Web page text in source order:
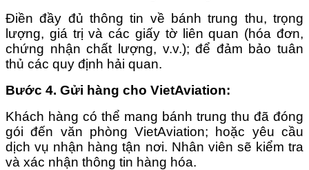
Điền đầy đủ thông tin về bánh trung thu, trọng
lượng, giá trị và các giấy tờ liên quan (hóa đơn,
chứng nhận chất lượng, v.v.); để đảm bảo tuân
thủ các quy định hải quan.
Bước 4. Gửi hàng cho VietAviation:
Khách hàng có thể mang bánh trung thu đã đóng
gói đến văn phòng VietAviation; hoặc yêu cầu
dịch vụ nhận hàng tận nơi. Nhân viên sẽ kiểm tra
và xác nhận thông tin hàng hóa.